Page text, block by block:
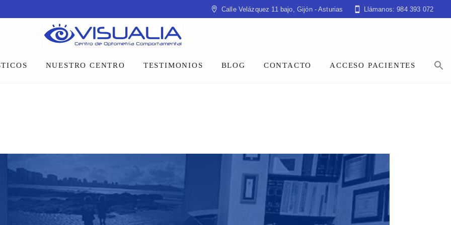
Calle Velázquez 11 bajo, Gijón - Asturias Llámanos: 984 393 072
NUESTRO CENTRO TESTIMONIOS BLOG CONTACTO ACCESO PACIENTES